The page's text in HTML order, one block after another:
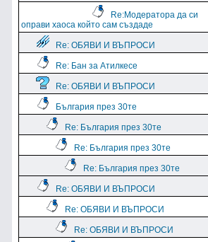
Re:Модератора да си
оправи хаоса който сам създаде
Re: ОБЯВИ И ВЪПРОСИ
Re: Бан за Атилкесе
Re: ОБЯВИ И ВЪПРОСИ
България през 30те
Re: България през 30те
Re: България през 30те
Re: България през 30те
Re: ОБЯВИ И ВЪПРОСИ
Re: ОБЯВИ И ВЪПРОСИ
Re: ОБЯВИ И ВЪПРОСИ